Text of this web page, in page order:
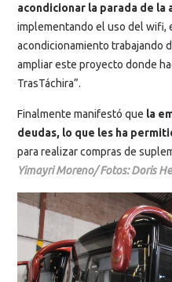
acondicionar la parada de la
implementando el uso del wifi,
acondicionamiento trabajando
ampliar este proyecto donde
TrasTáchira”.
Finalmente manifestó que la
deudas, lo que les ha
para realizar compras de
Yimayri Moreno/ Fotos: Doris